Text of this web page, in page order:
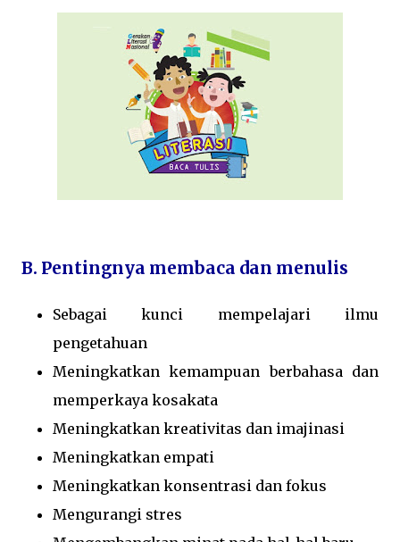
B. Pentingnya membaca dan menulis
Sebagai kunci mempelajari ilmu
pengetahuan
Meningkatkan kemampuan berbahasa dan
memperkaya kosakata
Meningkatkan kreativitas dan imajinasi
Meningkatkan empati
Meningkatkan konsentrasi dan fokus
Mengurangi stres